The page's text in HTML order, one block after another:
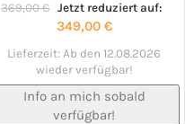
369,00€ Jetzt reduziert auf:
349,00 €
Lieferzeit: Ab den 12.08.2026
wieder verfügbar!
Info an mich sobald
verfügbar!